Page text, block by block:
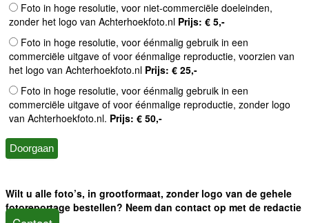
Foto in hoge resolutie, voor niet-commerciële doeleinden,
zonder het logo van Achterhoekfoto.nl Prijs: € 5,-
Foto in hoge resolutie, voor éénmalig gebruik in een
commerciële uitgave of voor éénmalige reproductie, voorzien van
het logo van Achterhoekfoto.nl Prijs: € 25,-
Foto in hoge resolutie, voor éénmalig gebruik in een
commerciële uitgave of voor éénmalige reproductie, zonder logo
van Achterhoekfoto.nl. Prijs: € 50,-
Wilt u alle foto’s, in grootformaat, zonder logo van de gehele
fotoreportage bestellen? Neem dan contact op met de redactie